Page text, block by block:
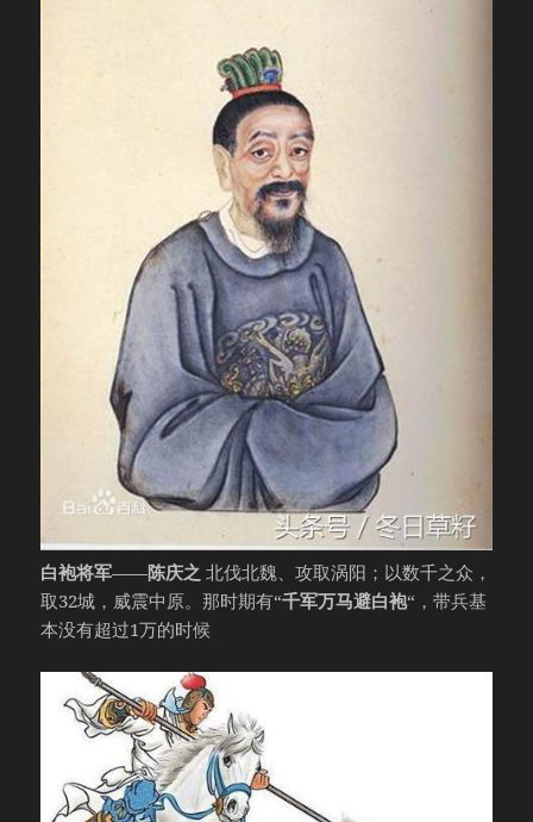
白袍将军——陈庆之 北伐北魏、攻取涡阳；以数千之众，
取32城，威震中原。那时期有“千军万马避白袍“，带兵基
本没有超过1万的时候